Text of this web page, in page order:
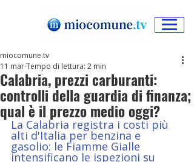
Calabria, prezzi carburanti:
controlli della guardia di finanza;
qual è il prezzo medio oggi?
miocomune.tv
11 marTempo di lettura: 2 min
La Calabria registra i costi più
alti d'Italia per benzina e
gasolio: le Fiamme Gialle
intensificano le ispezioni su